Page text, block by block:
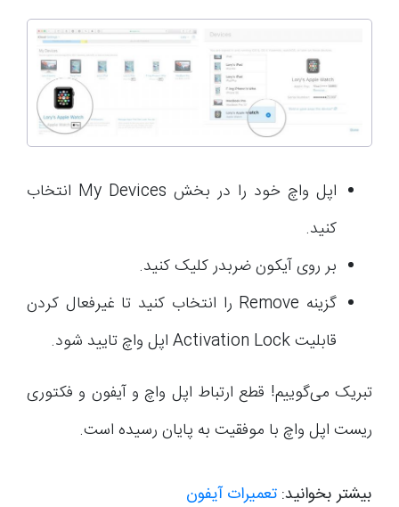
اپل واچ خود را در بخش My Devices انتخاب
کنید.
بر روی آیکون ضربدر کلیک کنید.
گزینه Remove را انتخاب کنید تا غیرفعال کردن
قابلیت Activation Lock اپل واچ تایید شود.
تبریک می‌گوییم! قطع ارتباط اپل واچ و آیفون و فکتوری
ریست اپل واچ با موفقیت به پایان رسیده است.
بیشتر بخوانید: تعمیرات آیفون